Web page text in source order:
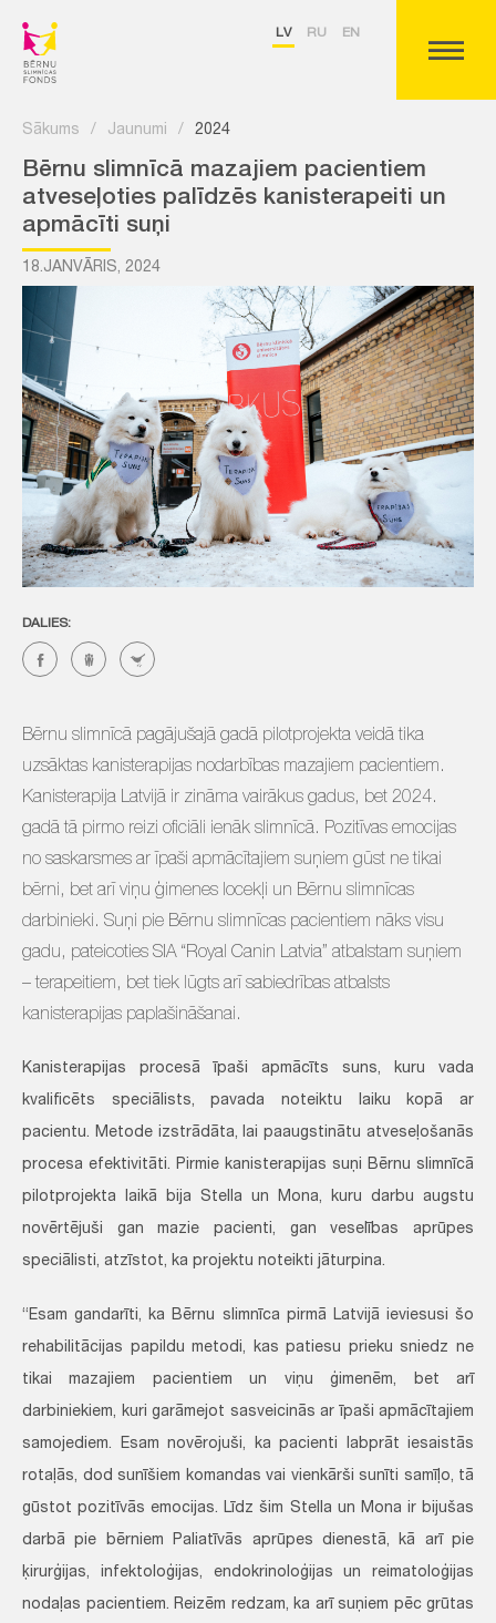
LV RU EN
Sākums / Jaunumi / 2024
Bērnu slimnīcā mazajiem pacientiem
atveseļoties palīdzēs kanisterapeiti un
apmācīti suņi
18.JANVĀRIS, 2024
DALIES:
Bērnu slimnīcā pagājušajā gadā pilotprojekta veidā tika
uzsāktas kanisterapijas nodarbības mazajiem pacientiem.
Kanisterapija Latvijā ir zināma vairākus gadus, bet 2024.
gadā tā pirmo reizi oficiāli ienāk slimnīcā. Pozitīvas emocijas
no saskarsmes ar īpaši apmācītajiem suņiem gūst ne tikai
bērni, bet arī viņu ģimenes locekļi un Bērnu slimnīcas
darbinieki. Suņi pie Bērnu slimnīcas pacientiem nāks visu
gadu, pateicoties SIA “Royal Canin Latvia” atbalstam suņiem
– terapeitiem, bet tiek lūgts arī sabiedrības atbalsts
kanisterapijas paplašināšanai.
Kanisterapijas procesā īpaši apmācīts suns, kuru vada
kvalificēts speciālists, pavada noteiktu laiku kopā ar
pacientu. Metode izstrādāta, lai paaugstinātu atveseļošanās
procesa efektivitāti. Pirmie kanisterapijas suņi Bērnu slimnīcā
pilotprojekta laikā bija Stella un Mona, kuru darbu augstu
novērtējuši gan mazie pacienti, gan veselības aprūpes
speciālisti, atzīstot, ka projektu noteikti jāturpina.
“Esam gandarīti, ka Bērnu slimnīca pirmā Latvijā ieviesusi šo
rehabilitācijas papildu metodi, kas patiesu prieku sniedz ne
tikai mazajiem pacientiem un viņu ģimenēm, bet arī
darbiniekiem, kuri garāmejot sasveicinās ar īpaši apmācītajiem
samojediem. Esam novērojuši, ka pacienti labprāt iesaistās
rotaļās, dod sunīšiem komandas vai vienkārši sunīti samīļo, tā
gūstot pozitīvās emocijas. Līdz šim Stella un Mona ir bijušas
darbā pie bērniem Paliatīvās aprūpes dienestā, kā arī pie
ķirurģijas, infektoloģijas, endokrinoloģijas un reimatoloģijas
nodaļas pacientiem. Reizēm redzam, ka arī suņiem pēc grūtas